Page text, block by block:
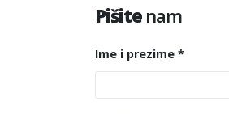
Pišitenam
Ime i prezime *